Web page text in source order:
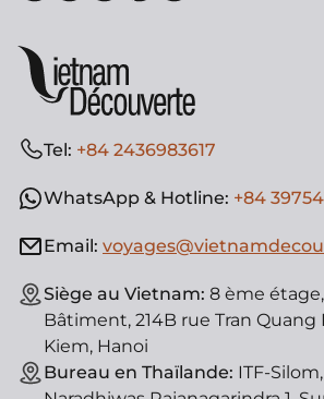
Tel: +84 2436983617
WhatsApp & Hotline: +84
Email:
Siège au Vietnam: 8 ème
Bâtiment, 214B rue Tran Quang
Kiem, Hanoi
Bureau en Thaïlande: ITF-